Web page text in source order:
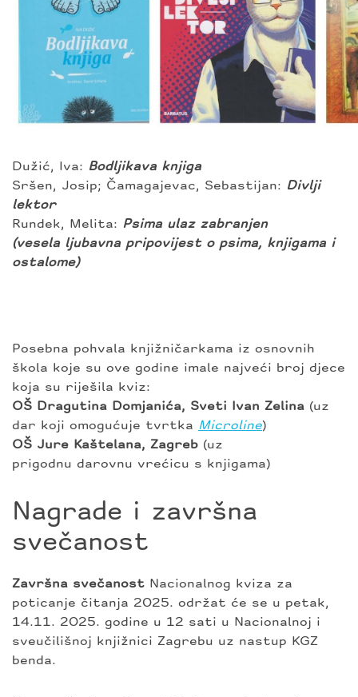
Dužić, Iva: Bodljikava knjiga
Sršen, Josip; Čamagajevac, Sebastijan: Divlji
lektor
Rundek, Melita: Psima ulaz zabranjen
(vesela ljubavna pripovijest o psima, knjigama i
ostalome)
Posebna pohvala knjižničarkama iz osnovnih
škola koje su ove godine imale najveći broj djece
koja su riješila kviz:
OŠ Dragutina Domjanića, Sveti Ivan Zelina (uz
dar koji omogućuje tvrtka Microline)
OŠ Jure Kaštelana, Zagreb (uz
prigodnu darovnu vrećicu s knjigama)
Nagrade i završna
svečanost
Završna svečanost Nacionalnog kviza za
poticanje čitanja 2025. održat će se u petak,
14.11. 2025. godine u 12 sati u Nacionalnoj i
sveučilišnoj knjižnici Zagrebu uz nastup KGZ
benda.